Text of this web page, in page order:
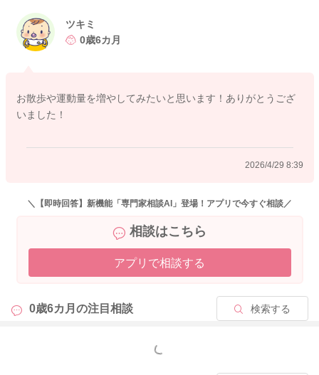
たり、早く起きてしまう原因になることもあります。もし、早
朝に起きてしまうことが続くようでしたら、日中の運動量や活
2026/4/25 15:04
ツキミ
0歳6カ月
お散歩や運動量を増やしてみたいと思います！ありがとうござ
いました！
2026/4/29 8:39
＼【即時回答】新機能「専門家相談AI」登場！アプリで今すぐ相談／
相談はこちら
アプリで相談する
0歳6カ月の注目相談 検索する
もっと見る